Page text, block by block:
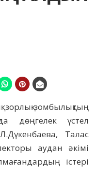
зорлық-зомбылықтың
дөңгелек үстел
Талас
аудан әкімі
істері